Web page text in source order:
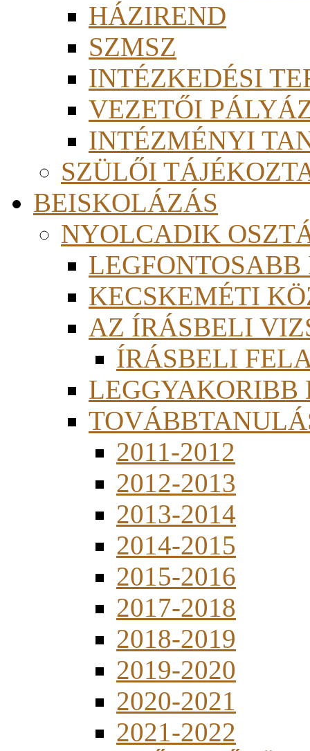
HÁZIREND
SZMSZ
INTÉZKEDÉSI
VEZETŐI
INTÉZMÉNYI
SZÜLŐI
BEISKOLÁZÁS
NYOLCADIK
KECSKEMÉTI
AZ ÍRÁSBELI
ÍRÁSBELI
LEGGYAKORIBB
2011-2012
2012-2013
2013-2014
2014-2015
2015-2016
2017-2018
2018-2019
2019-2020
2020-2021
2021-2022